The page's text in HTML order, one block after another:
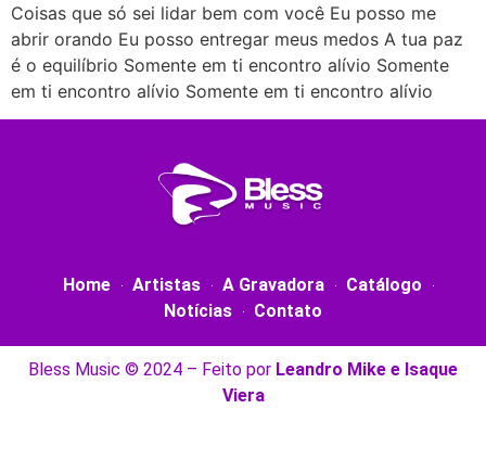
Coisas que só sei lidar bem com você Eu posso me
abrir orando Eu posso entregar meus medos A tua paz
é o equilíbrio Somente em ti encontro alívio Somente
em ti encontro alívio Somente em ti encontro alívio
Home Artistas A Gravadora
Catálogo
Notícias
Contato
Bless Music © 2024 – Feito por Leandro Mike e Isaque
Viera